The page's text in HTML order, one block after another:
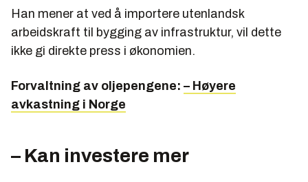
Han mener at ved å importere utenlandsk
arbeidskraft til bygging av infrastruktur, vil dette
ikke gi direkte press i økonomien.
Forvaltning av oljepengene: – Høyere
avkastning i Norge
– Kan investere mer